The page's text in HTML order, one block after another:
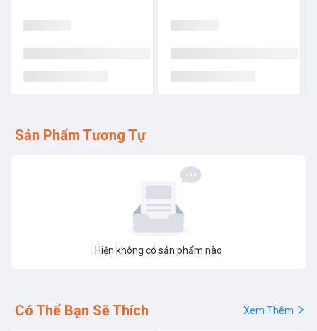
Sản Phẩm Tương Tự
Hiện không có sản phẩm nào
Có Thể Bạn Sẽ Thích Xem Thêm